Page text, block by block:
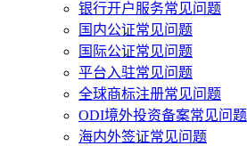
银行开户服务常见问题
国内公证常见问题
国际公证常见问题
平台入驻常见问题
全球商标注册常见问题
ODI境外投资备案常见问题
海内外签证常见问题